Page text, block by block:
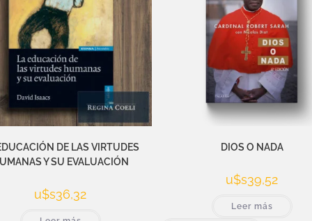
DE LAS VIRTUDES
Y SU EVALUACIÓN
u$s36,32
DIOS O NADA
u$s39,52
Leer más